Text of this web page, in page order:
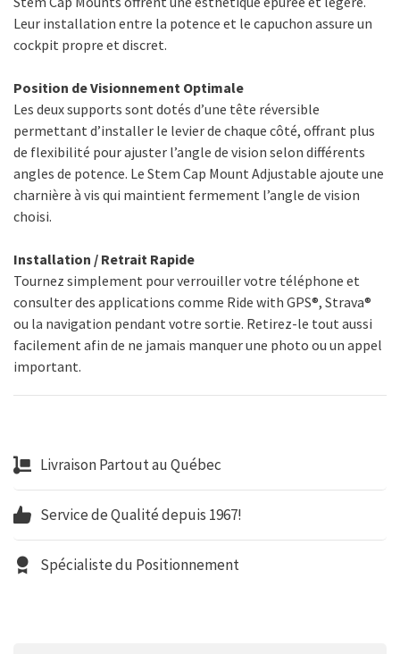
Leur installation entre la potence et le capuchon assure un
cockpit propre et discret.
Position de Visionnement Optimale
Les deux supports sont dotés d’une tête réversible
permettant d’installer le levier de chaque côté, offrant plus
de flexibilité pour ajuster l’angle de vision selon différents
angles de potence. Le Stem Cap Mount Adjustable ajoute une
charnière à vis qui maintient fermement l’angle de vision
choisi.
Installation / Retrait Rapide
Tournez simplement pour verrouiller votre téléphone et
consulter des applications comme Ride with GPS®, Strava®
ou la navigation pendant votre sortie. Retirez-le tout aussi
facilement afin de ne jamais manquer une photo ou un appel
important.
Livraison Partout au Québec
Service de Qualité depuis 1967!
Spécialiste du Positionnement